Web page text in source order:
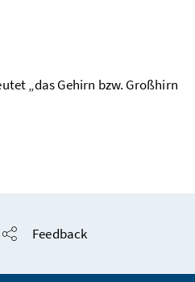
„das Gehirn bzw. Großhirn
Feed anzeigen
Feedback